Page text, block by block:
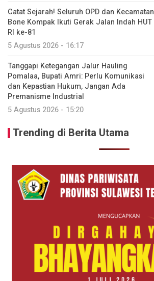
Catat Sejarah! Seluruh OPD dan Kecamatan
Bone Kompak Ikuti Gerak Jalan Indah HUT
RI ke-81
5 Agustus 2026 - 16:17
Tanggapi Ketegangan Jalur Hauling
Pomalaa, Bupati Amri: Perlu Komunikasi
dan Kepastian Hukum, Jangan Ada
Premanisme Industrial
5 Agustus 2026 - 15:20
Trending di Berita Utama